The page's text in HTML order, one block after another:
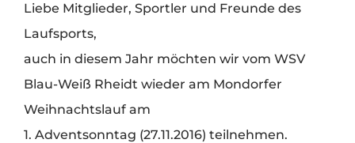
grösseres
Bild
Liebe Mitglieder, Sportler und Freunde des
Laufsports,
auch in diesem Jahr möchten wir vom WSV
Blau-Weiß Rheidt wieder am Mondorfer
Weihnachtslauf am
1. Adventsonntag (27.11.2016) teilnehmen.